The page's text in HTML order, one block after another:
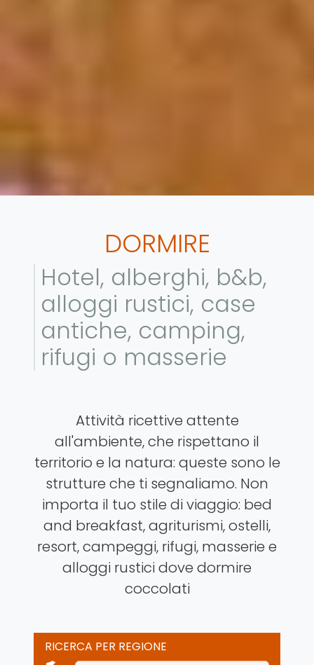
DORMIRE
Hotel, alberghi, b&b,
alloggi rustici, case
antiche, camping,
rifugi o masserie
Attività ricettive attente
all'ambiente, che rispettano il
territorio e la natura: queste sono le
strutture che ti segnaliamo. Non
importa il tuo stile di viaggio: bed
and breakfast, agriturismi, ostelli,
resort, campeggi, rifugi, masserie e
alloggi rustici dove dormire
coccolati
RICERCA PER REGIONE